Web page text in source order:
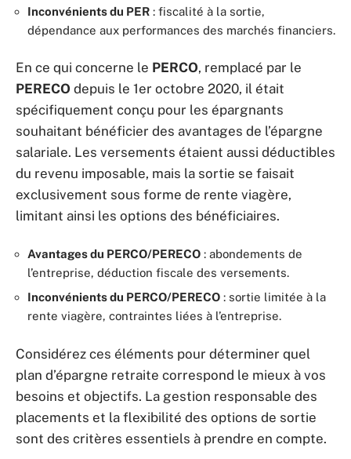
Inconvénients du PER : fiscalité à la sortie,
dépendance aux performances des marchés financiers.
En ce qui concerne le PERCO, remplacé par le
PERECO depuis le 1er octobre 2020, il était
spécifiquement conçu pour les épargnants
souhaitant bénéficier des avantages de l’épargne
salariale. Les versements étaient aussi déductibles
du revenu imposable, mais la sortie se faisait
exclusivement sous forme de rente viagère,
limitant ainsi les options des bénéficiaires.
Avantages du PERCO/PERECO : abondements de
l’entreprise, déduction fiscale des versements.
Inconvénients du PERCO/PERECO : sortie limitée à la
rente viagère, contraintes liées à l’entreprise.
Considérez ces éléments pour déterminer quel
plan d’épargne retraite correspond le mieux à vos
besoins et objectifs. La gestion responsable des
placements et la flexibilité des options de sortie
sont des critères essentiels à prendre en compte.